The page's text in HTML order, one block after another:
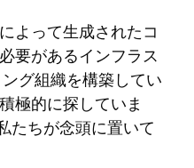
よって生成されたコ
要があるインフラス
グ組織を構築してい
極的に探していま
たちが念頭に置いて